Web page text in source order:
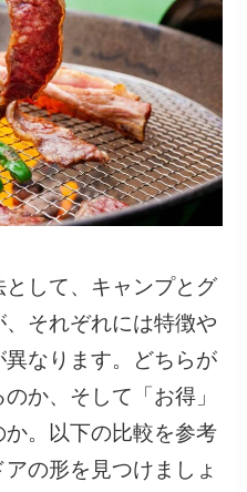
して、キャンプとグ
それぞれには特徴や
なります。どちらが
か、そして「お得」
。以下の比較を参考
の形を見つけましょ